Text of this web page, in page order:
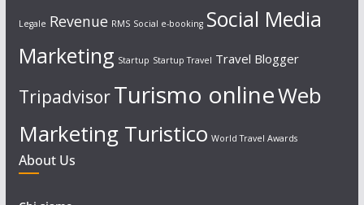
Legale Revenue RMS Social e-booking Social Media
Marketing Startup Startup Travel Travel Blogger
TripadvisorTurismo onlineWeb
Marketing Turistico World Travel Awards
About Us